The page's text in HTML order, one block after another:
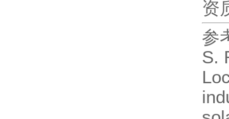
资
参
S.